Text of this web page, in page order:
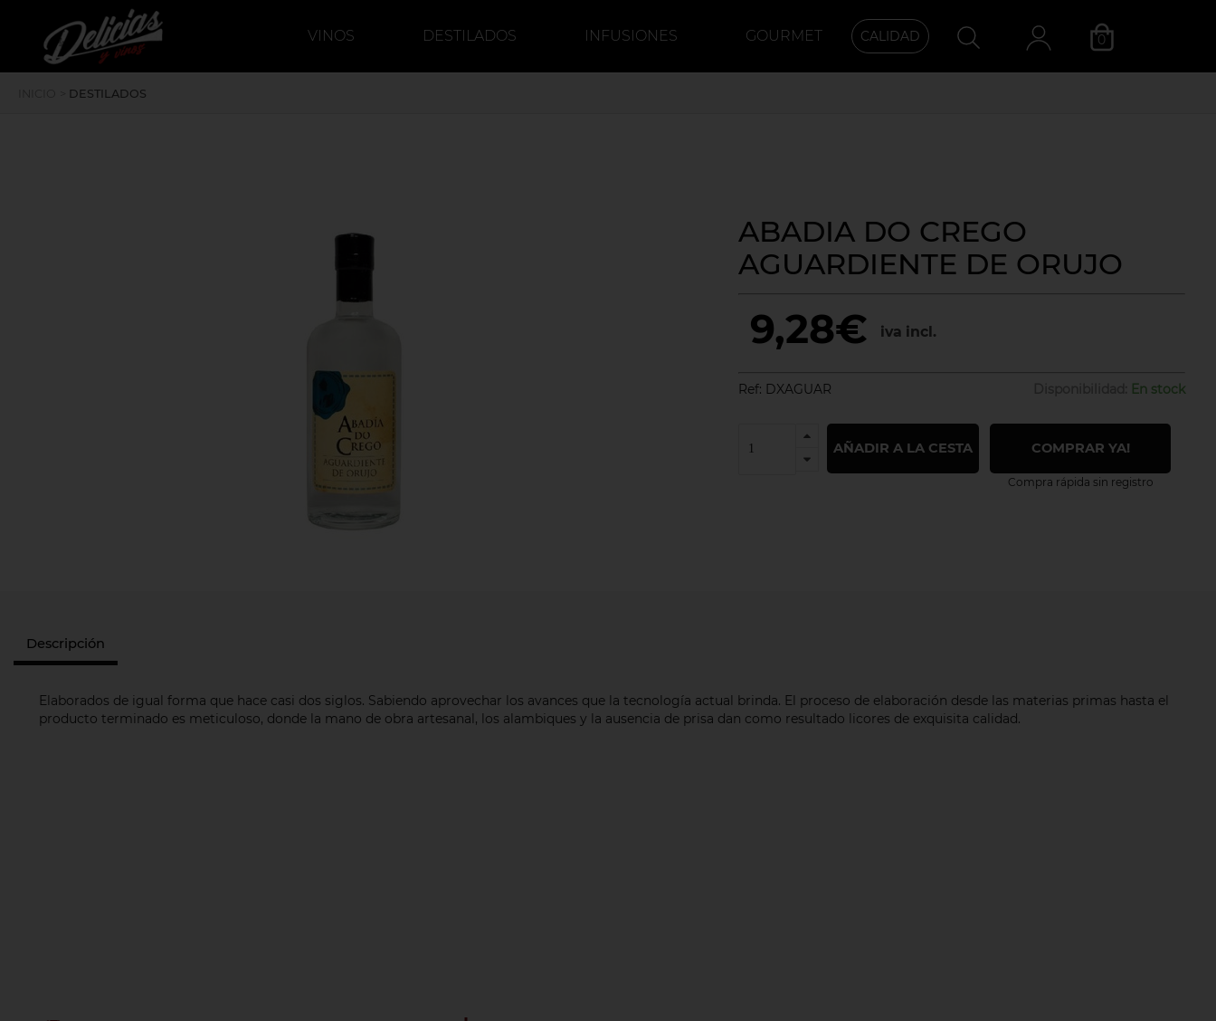
deliciasyvinos
VINOS DESTILADOS INFUSIONES
GOURMET
CALIDAD 0
DESTILADOS
ABADIA DO CREGO
AGUARDIENTE DE ORUJO
9,28€ iva incl.
En stock
Ref: DXAGUAR
AÑADIR A LA CESTA COMPRAR YA!
Compra rápida sin registro
Descripción
Elaborados de igual forma que hace casi dos siglos. Sabiendo aprovechar los avances que la tecnología actual brinda. El proceso de elaboración desde las materias primas hasta el
producto terminado es meticuloso, donde la mano de obra artesanal, los alambiques y la ausencia de prisa dan como resultado licores de exquisita calidad.